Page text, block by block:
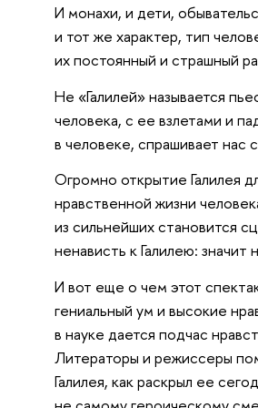
И монахи, и дети,
и тот же характер, тип
их постоянный и страшный
Не «Галилей» называется
человека, с ее взлетами и
в человеке, спрашивает нас
Огромно открытие Галилея
нравственной жизни
из сильнейших становится
ненависть к Галилею: значит
И вот еще о чем этот
гениальный ум и высокие
в науке дается подчас
Литераторы и режиссеры
Галилея, как раскрыл ее